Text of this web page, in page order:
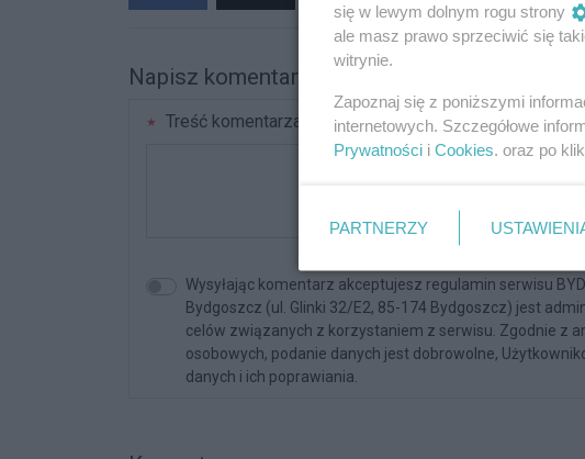
Napisz komentarz
Treść komentarza
Wysyłając komentarz akceptujesz regulamin serwisu
Bydgoszcz (ul. Glinki 32/E2, 85-174 Bydgoszcz) jest
celów związanych z korzystaniem z serwisu. Zgodnie z
osobowych, podanie danych jest dobrowolne,
danych i ich poprawiania.
się w lewym dolnym rogu strony
ale masz prawo sprzeciwić się
witrynie.
Zapoznaj się z poniższymi
internetowych. Szczegółowe
Prywatności i Cookies. oraz po
PARTNERZY